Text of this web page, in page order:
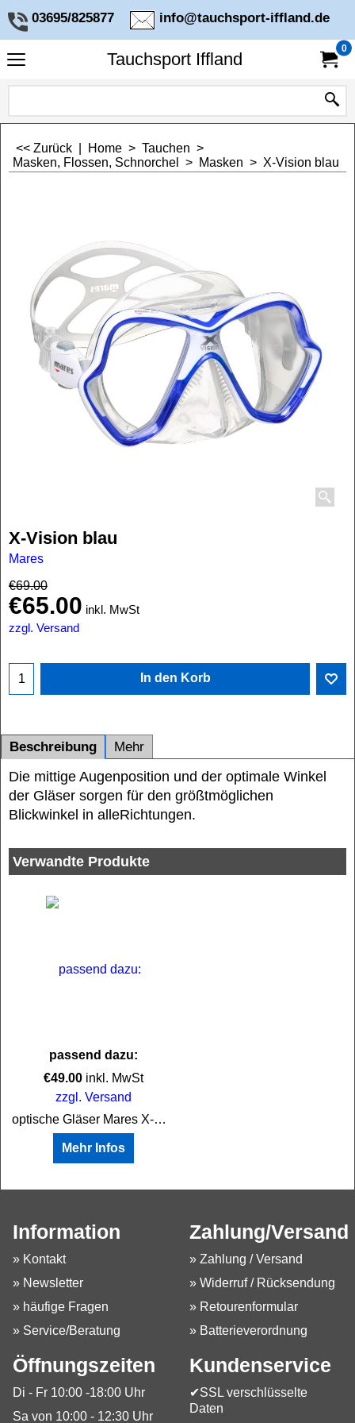
03695/825877 info@tauchsport-iffland.de
Tauchsport Iffland
0
<< Zurück Home > Tauchen >
Masken, Flossen, Schnorchel
> Masken > X-Vision blau
X-Vision blau
Mares
€69.00
€65.00 inkl. MwSt
zzgl. Versand
In den Korb
Beschreibung Mehr
Die mittige Augenposition und der optimale Winkel
der Gläser sorgen für den größtmöglichen
Blickwinkel in alleRichtungen.
Verwandte Produkte
passend dazu:
€49.00 inkl. MwSt
zzgl. Versand
optische Gläser Mares X-Vision
Mehr Infos
Information
» Kontakt
» Newsletter
» häufige Fragen
» Service/Beratung
Zahlung/Versand
» Zahlung / Versand
» Widerruf / Rücksendung
» Retourenformular
» Batterieverordnung
Öffnungszeiten
Di - Fr 10:00 -18:00 Uhr
Sa von 10:00 - 12:30 Uhr
Kundenservice
✔SSL verschlüsselte
Daten